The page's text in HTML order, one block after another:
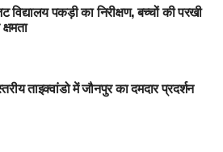
विद्यालय पकड़ी का निरीक्षण, बच्चों की परखी
ताइक्वांडो में जौनपुर का दमदार प्रदर्शन